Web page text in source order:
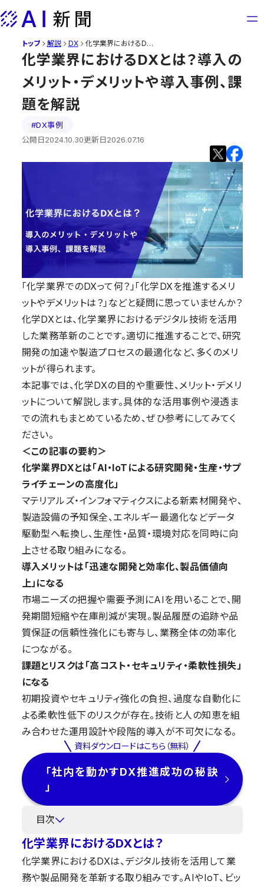
to
トップ 解説 DX 化学業界におけるDXとは？導入のメリット・デメリットや導入事例、課題を解説
化学業界におけるDXとは？導入の
メリット・デメリットや導入事例、課
題を解説
#DX事例
公開日2024.10.30更新日2026.07.16
「化学業界でのDXって何？」「化学DXを推進するメリ
ットやデメリットは？」などと疑問に思っていませんか？
化学DXとは、化学業界におけるデジタル技術を活用
した業務革新のことです。適切に推進することで、研究
開発の加速や製造プロセスの最適化など、多くのメリ
ットが得られます。
本記事では、化学DXの目的や重要性、メリット・デメリ
ットについて解説します。具体的な活用事例や浸透ま
での流れもまとめているため、ぜひ参考にしてみてく
ださい。
＜この記事の要約＞
化学業界DXとは「AI・IoTによる研究開発・生産・サプ
ライチェーンの高度化」
マテリアルズ・インフォマティクスによる新素材開発や、
製造設備の予知保全、エネルギー最適化などデータ
駆動型へ転換し、生産性・品質・環境対応を同時に向
上させる取り組みになる。
導入メリットは「迅速な開発と効率化、製品価値向
上」になる
市場ニーズの把握や需要予測にAIを用いることで、開
発期間短縮や在庫削減が実現。製品履歴の追跡や品
質保証の信頼性強化にも寄与し、業務全体の効率化
につながる。
課題とリスクは「高コスト・セキュリティ・柔軟性損失」
になる
初期投資やセキュリティ強化の負担、過度な自動化に
よる柔軟性低下のリスクが存在。技術と人の知恵を組
み合わせた運用設計や段階的導入が不可欠になる。
資料ダウンロードはこちら（無料）
「社内を動かすDX推進成功の秘訣
」
目次
化学業界におけるDXとは？
化学業界におけるDXは、デジタル技術を活用して業
務や製品開発を革新する取り組みです。AIやIoT、ビッ